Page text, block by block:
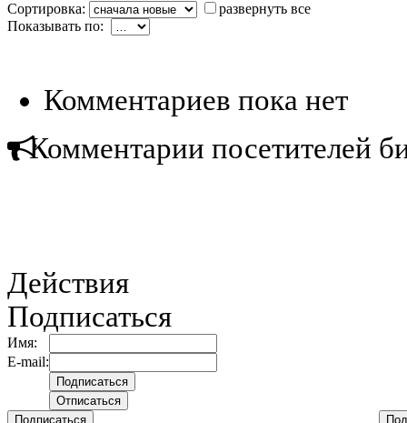
Сортировка:
развернуть все
Показывать по:
Комментариев пока нет
Комментарии посетителей
Действия
Подписаться
Имя:
E-mail:
Подписаться